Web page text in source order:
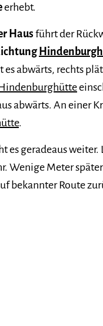
erhebt.
Haus führt der
es abwärts, rechts
abwärts. An einer
.
es geradeaus
Wenige Meter
bekannter Route